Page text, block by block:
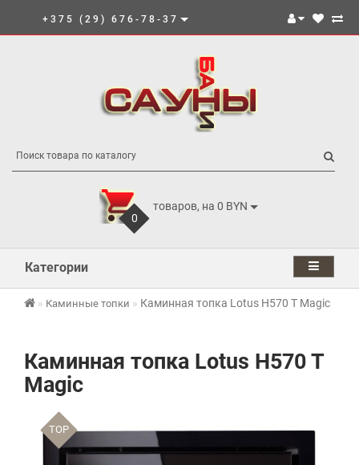
+375 (29) 676-78-37
0
товаров, на 0 BYN
Категории
Каминные топки Каминная топка Lotus H570 T Magic
Каминная топка Lotus H570 T
Magic
TOP